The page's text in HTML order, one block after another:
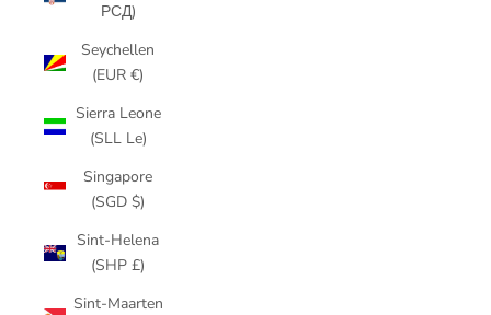
РСД)
Seychellen
(EUR €)
Sierra Leone
(SLL Le)
Singapore
(SGD $)
Sint-Helena
(SHP £)
Sint-Maarten